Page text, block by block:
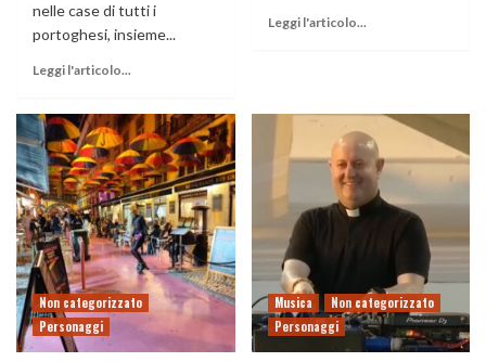
nelle case di tutti i
portoghesi, insieme...
Leggi l'articolo...
Leggi l'articolo...
Non categorizzato
Personaggi
Musica
Non categorizzato
Personaggi